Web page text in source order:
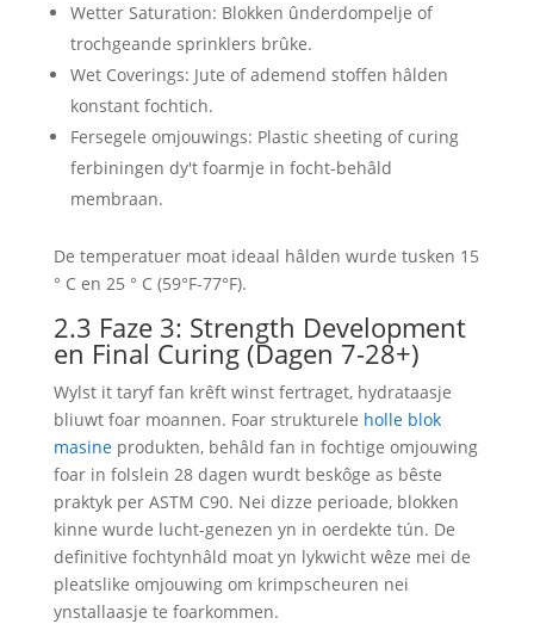
Wetter Saturation: Blokken ûnderdompelje of
trochgeande sprinklers brûke.
Wet Coverings: Jute of ademend stoffen hâlden
konstant fochtich.
Fersegele omjouwings: Plastic sheeting of curing
ferbiningen dy't foarmje in focht-behâld
membraan.
De temperatuer moat ideaal hâlden wurde tusken 15
° C en 25 ° C (59°F-77°F).
2.3 Faze 3: Strength Development
en Final Curing (Dagen 7-28+)
Wylst it taryf fan krêft winst fertraget, hydrataasje
bliuwt foar moannen. Foar strukturele holle blok
masine produkten, behâld fan in fochtige omjouwing
foar in folslein 28 dagen wurdt beskôge as bêste
praktyk per ASTM C90. Nei dizze perioade, blokken
kinne wurde lucht-genezen yn in oerdekte tún. De
definitive fochtynhâld moat yn lykwicht wêze mei de
pleatslike omjouwing om krimpscheuren nei
ynstallaasje te foarkommen.